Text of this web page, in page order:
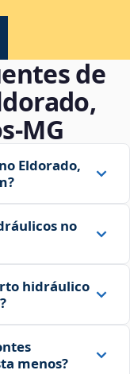
de
Eldorado,
no
hidráulico
menos?